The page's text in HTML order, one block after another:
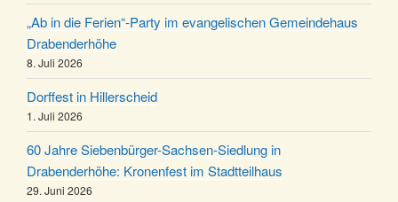
20.12.
Kirche um 17:00 Uhr
24.12.
Familiengottesdienst mit Krippenspiel im Ev.
Gemeindehaus um 15:00 Uhr
24.12. Familiengottesdienst in der FeG um 16 Uhr
24.12.
Weihnachtsgottesdienst in der Kirche um 15:00
Uhr
24.12.
Weihnachtsgottesdienst in der Kirche um 18:00
Uhr
„Ab in die Ferien“-Party im evangelischen Gemeindehaus
Drabenderhöhe
8. Juli 2026
Dorffest in Hillerscheid
1. Juli 2026
60 Jahre Siebenbürger-Sachsen-Siedlung in
Drabenderhöhe: Kronenfest im Stadtteilhaus
29. Juni 2026